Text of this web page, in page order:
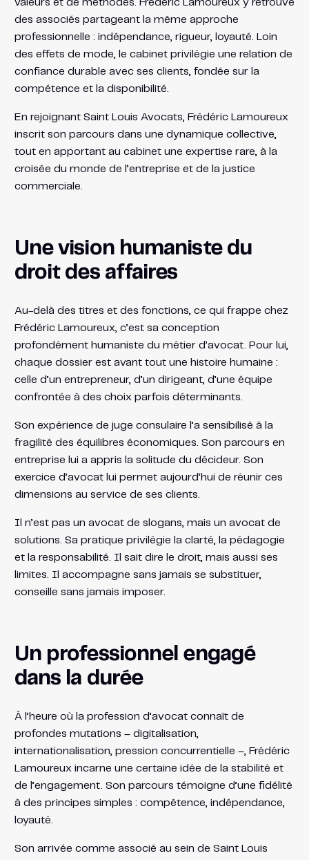
valeurs et de méthodes. Frédéric Lamoureux y retrouve
des associés partageant la même approche
professionnelle : indépendance, rigueur, loyauté. Loin
des effets de mode, le cabinet privilégie une relation de
confiance durable avec ses clients, fondée sur la
compétence et la disponibilité.
En rejoignant Saint Louis Avocats, Frédéric Lamoureux
inscrit son parcours dans une dynamique collective,
tout en apportant au cabinet une expertise rare, à la
croisée du monde de l’entreprise et de la justice
commerciale.
Une vision humaniste du
droit des affaires
Au-delà des titres et des fonctions, ce qui frappe chez
Frédéric Lamoureux, c’est sa conception
profondément humaniste du métier d’avocat. Pour lui,
chaque dossier est avant tout une histoire humaine :
celle d’un entrepreneur, d’un dirigeant, d’une équipe
confrontée à des choix parfois déterminants.
Son expérience de juge consulaire l’a sensibilisé à la
fragilité des équilibres économiques. Son parcours en
entreprise lui a appris la solitude du décideur. Son
exercice d’avocat lui permet aujourd’hui de réunir ces
dimensions au service de ses clients.
Il n’est pas un avocat de slogans, mais un avocat de
solutions. Sa pratique privilégie la clarté, la pédagogie
et la responsabilité. Il sait dire le droit, mais aussi ses
limites. Il accompagne sans jamais se substituer,
conseille sans jamais imposer.
Un professionnel engagé
dans la durée
À l’heure où la profession d’avocat connaît de
profondes mutations – digitalisation,
internationalisation, pression concurrentielle –, Frédéric
Lamoureux incarne une certaine idée de la stabilité et
de l’engagement. Son parcours témoigne d’une fidélité
à des principes simples : compétence, indépendance,
loyauté.
Son arrivée comme associé au sein de Saint Louis